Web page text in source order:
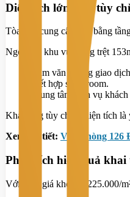
Diện tích lớn – dễ tùy
Tòa nhà cung cấp mặt bằng
Ngoài ra, khu vực tầng trệt
Làm văn phòng giao
Kết hợp showroom.
Trung tâm dịch vụ
Khả năng tùy chỉnh diện tích là
Xem chi tiết: Văn phòng 126
Phân tích hiệu quả khai
Với mức giá khoảng 225.000/